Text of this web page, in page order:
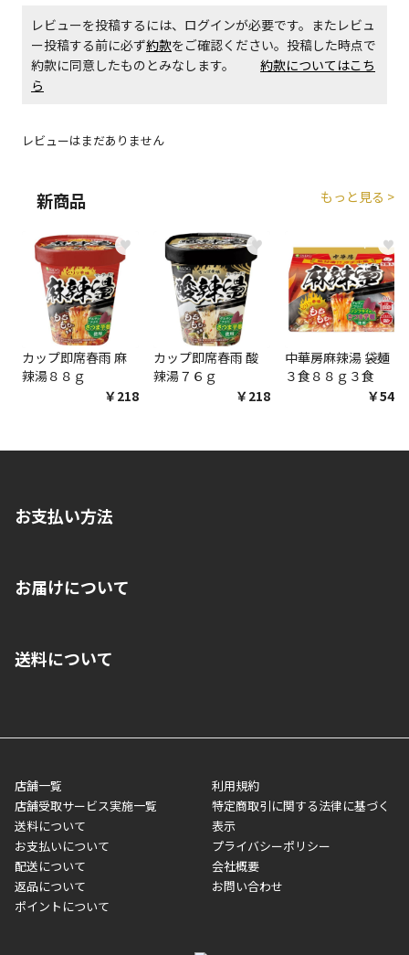
お見積商品です。金額・施工日はお打ち合わせの上、
決定となります。
生する場合がございます。
レビューを投稿するには、ログインが必要です。またレビュ
ー投稿する前に必ず約款をご確認ください。投稿した時点で
約款に同意したものとみなします。 約款についてはこち
ら
レビューはまだありません
新商品 もっと見る >
♥
カップ即席春雨 麻
辣湯８８ｇ
￥218
♥
カップ即席春雨 酸
辣湯７６ｇ
￥218
♥
中華房麻辣湯 袋麺
３食８８ｇ３食
￥548
お支払い方法
いいただくことはできません。ご了承ください。
■代金引換(代引)※手数料がかかります
■商品によっては一部決済方法が使用できない場合がございま
す。
お届けについて
ご注文が確認出来次第、1～4営業日に発送いたします。「お取り
業日にてお引渡しとなります。(離島などの場合、例外もあります)
メーカー直送品など一部商品については、その他商品との購入に
制限がかかる場合がございます。また発送日についても、通常と
異なる場合がございます。対象商品の説明ページをご確認くださ
い。
■店舗受取をご選択いただいた場合
ご注文が確認出来次第、お受取される店舗在庫を使用してご準備
をさせていただきます。店舗に在庫がない場合は店舗よりお取り
送料について
店舗一覧
店舗受取サービス実施一覧
送料について
お支払いについて
配送について
返品について
ポイントについて
利用規約
特定商取引に関する法律に基づく
表示
プライバシーポリシー
会社概要
お問い合わせ